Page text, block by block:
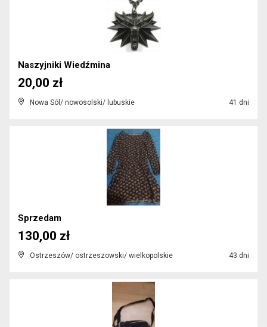
Naszyjniki Wiedźmina
Nowa Sól/ nowosolski/ lubuskie 41 dni
20,00 zł
Sprzedam
Ostrzeszów/ ostrzeszowski/ wielkopolskie 43 dni
130,00 zł